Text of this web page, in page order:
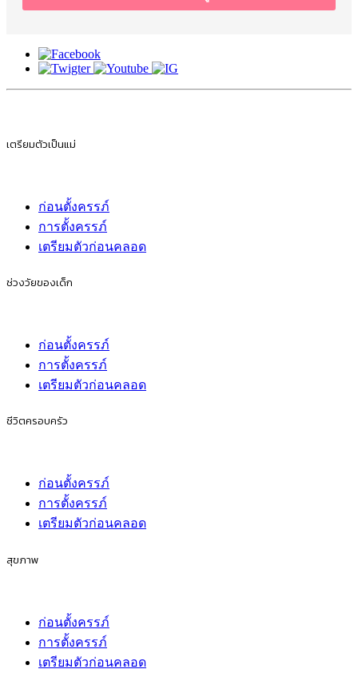
เตรียมตัวเป็นแม่
ก่อนตั้งครรภ์
การตั้งครรภ์
เตรียมตัวก่อนคลอด
ช่วงวัยของเด็ก
ก่อนตั้งครรภ์
การตั้งครรภ์
เตรียมตัวก่อนคลอด
ชีวิตครอบครัว
ก่อนตั้งครรภ์
การตั้งครรภ์
เตรียมตัวก่อนคลอด
สุขภาพ
ก่อนตั้งครรภ์
การตั้งครรภ์
เตรียมตัวก่อนคลอด